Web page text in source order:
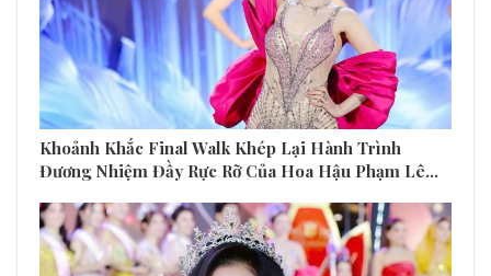
Khoảnh Khắc Final Walk Khép Lại Hành Trình
Đương Nhiệm Đầy Rực Rỡ Của Hoa Hậu Phạm Lê…